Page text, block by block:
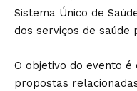
Sistema Único de
dos serviços de saúde
O objetivo do evento
propostas